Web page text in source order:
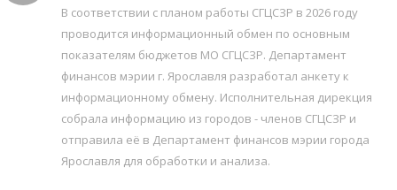
В соответствии с планом работы СГЦСЗР в 2026 году
проводится информационный обмен по основным
показателям бюджетов МО СГЦСЗР. Департамент
финансов мэрии г. Ярославля разработал анкету к
информационному обмену. Исполнительная дирекция
собрала информацию из городов - членов СГЦСЗР и
отправила её в Департамент финансов мэрии города
Ярославля для обработки и анализа.